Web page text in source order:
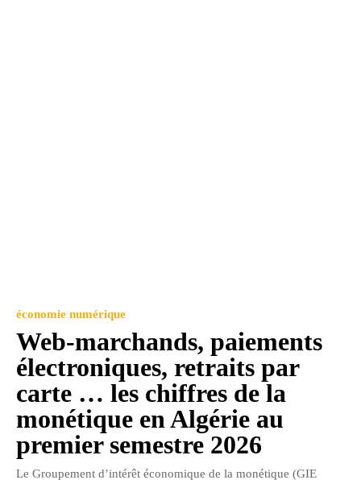
économie numérique
Web-marchands, paiements
électroniques, retraits par
carte … les chiffres de la
monétique en Algérie au
premier semestre 2026
Le Groupement d’intérêt économique de la monétique (GIE